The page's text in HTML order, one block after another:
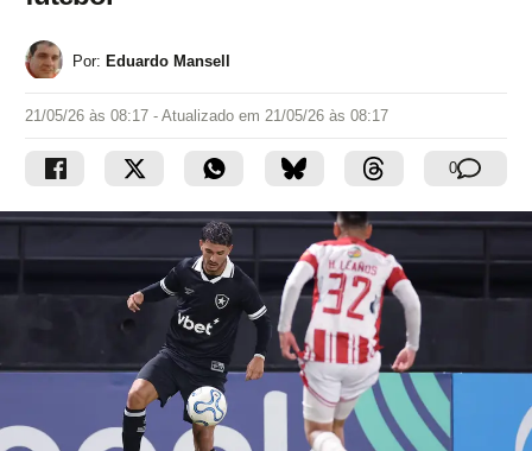
Por: Eduardo Mansell
21/05/26 às 08:17 - Atualizado em 21/05/26 às 08:17
0